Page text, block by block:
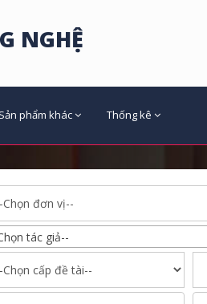
NGHỆ
Sản phẩm khác Thống kê
tác giả--